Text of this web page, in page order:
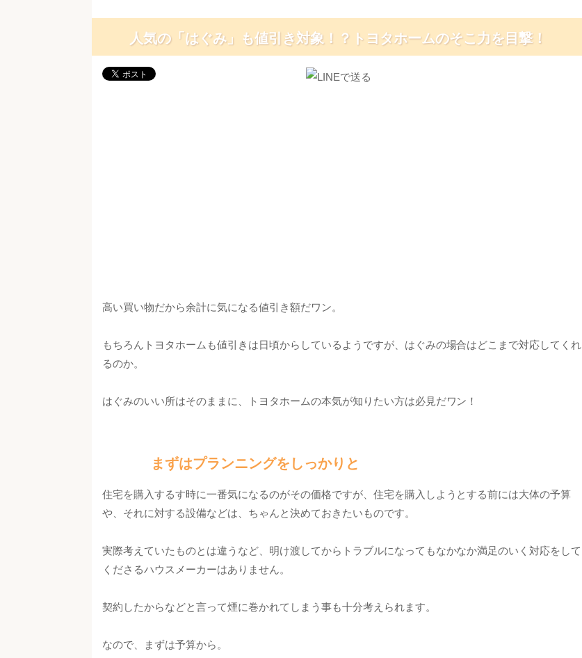
人気の「はぐみ」も値引き対象！？トヨタホームのそこ力を目撃！
高い買い物だから余計に気になる値引き額だワン。
もちろんトヨタホームも値引きは日頃からしているようですが、はぐみの場合はどこまで対応してくれ
るのか。
はぐみのいい所はそのままに、トヨタホームの本気が知りたい方は必見だワン！
まずはプランニングをしっかりと
住宅を購入するす時に一番気になるのがその価格ですが、住宅を購入しようとする前には大体の予算
や、それに対する設備などは、ちゃんと決めておきたいものです。
実際考えていたものとは違うなど、明け渡してからトラブルになってもなかなか満足のいく対応をして
くださるハウスメーカーはありません。
契約したからなどと言って煙に巻かれてしまう事も十分考えられます。
なので、まずは予算から。